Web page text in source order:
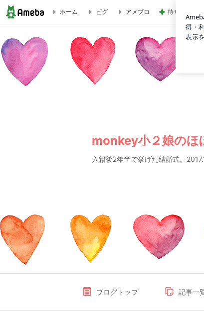
夏休み宿題の朝顔絵日記無理かも？ | monkey小２娘の
ホーム ピグ アメブロ 待ち合わせた
monkey小２娘の
入籍後2年半で挙げた結婚式。
ブログトップ 記事一